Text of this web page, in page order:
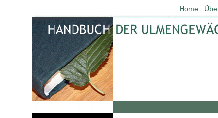
Home